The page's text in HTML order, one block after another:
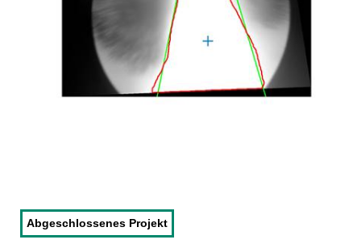
Abgeschlossenes Projekt